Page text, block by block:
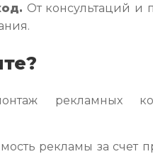
От консультаций и
рекламных
рекламы за счет